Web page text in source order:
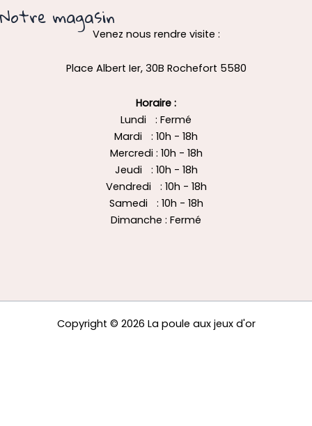
Notre magasin
Venez nous rendre visite :
Place Albert Ier, 30B Rochefort 5580
Horaire :
Lundi : Fermé
Mardi : 10h - 18h
Mercredi : 10h - 18h
Jeudi : 10h - 18h
Vendredi : 10h - 18h
Samedi : 10h - 18h
Dimanche : Fermé
Copyright © 2026 La poule aux jeux d'or